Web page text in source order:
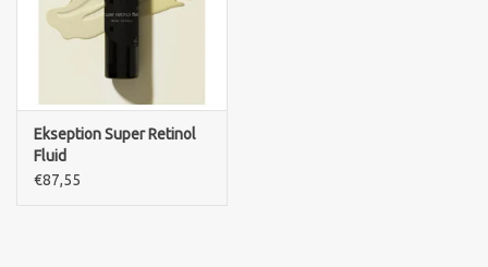
PCA SKINCARE
Blog
Merken
Ekseption Super Retinol
Fluid
€87,55